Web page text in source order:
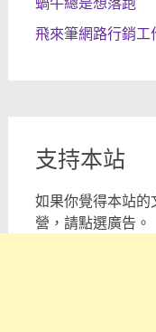
飛來筆網路行銷工
支持本站
如果你覺得本站
營，請點選廣告。